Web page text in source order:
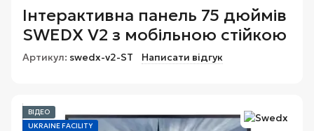
Інтерактивна панель 75 дюймів
SWEDX V2 з мобільною стійкою
Артикул: swedx-v2-ST Написати відгук
ВІДЕО
UKRAINE FACILITY